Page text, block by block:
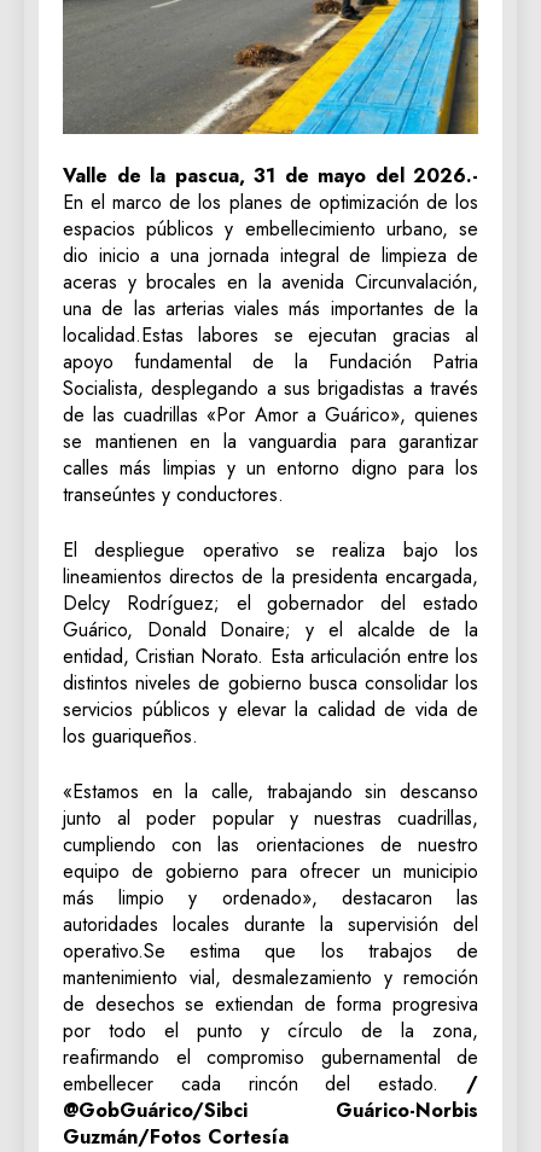
Valle de la pascua, 31 de mayo del 2026.-
En el marco de los planes de optimización de los
espacios públicos y embellecimiento urbano, se
dio inicio a una jornada integral de limpieza de
aceras y brocales en la avenida Circunvalación,
una de las arterias viales más importantes de la
localidad.Estas labores se ejecutan gracias al
apoyo fundamental de la Fundación Patria
Socialista, desplegando a sus brigadistas a través
de las cuadrillas «Por Amor a Guárico», quienes
se mantienen en la vanguardia para garantizar
calles más limpias y un entorno digno para los
transeúntes y conductores.
El despliegue operativo se realiza bajo los
lineamientos directos de la presidenta encargada,
Delcy Rodríguez; el gobernador del estado
Guárico, Donald Donaire; y el alcalde de la
entidad, Cristian Norato. Esta articulación entre los
distintos niveles de gobierno busca consolidar los
servicios públicos y elevar la calidad de vida de
los guariqueños.
«Estamos en la calle, trabajando sin descanso
junto al poder popular y nuestras cuadrillas,
cumpliendo con las orientaciones de nuestro
equipo de gobierno para ofrecer un municipio
más limpio y ordenado», destacaron las
autoridades locales durante la supervisión del
operativo.Se estima que los trabajos de
mantenimiento vial, desmalezamiento y remoción
de desechos se extiendan de forma progresiva
por todo el punto y círculo de la zona,
reafirmando el compromiso gubernamental de
embellecer cada rincón del estado. /
@GobGuárico/Sibci Guárico-Norbis
Guzmán/Fotos Cortesía